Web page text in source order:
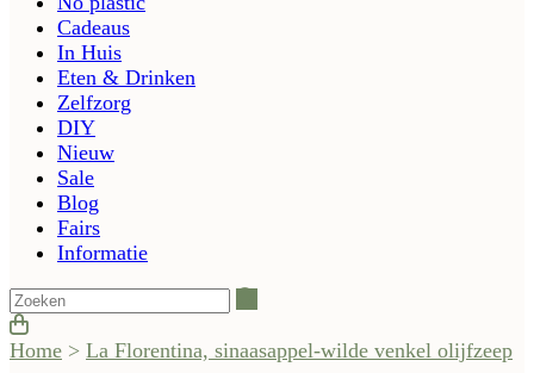
Cadeaus
In Huis
Eten & Drinken
Zelfzorg
DIY
Nieuw
Sale
Blog
Fairs
Informatie
Home > La Florentina, sinaasappel-wilde venkel olijfzeep